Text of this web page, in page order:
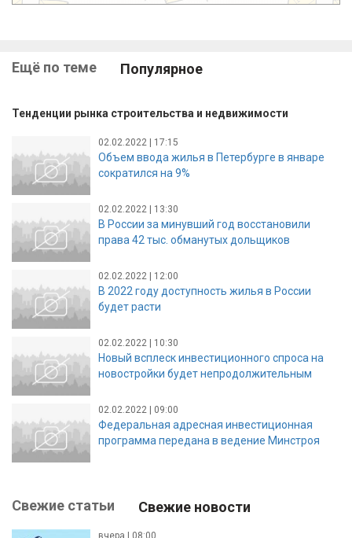
Ещё по теме Популярное
Тенденции рынка строительства и недвижимости
02.02.2022 | 17:15
Объем ввода жилья в Петербурге в январе
сократился на 9%
02.02.2022 | 13:30
В России за минувший год восстановили
права 42 тыс. обманутых дольщиков
02.02.2022 | 12:00
В 2022 году доступность жилья в России
будет расти
02.02.2022 | 10:30
Новый всплеск инвестиционного спроса на
новостройки будет непродолжительным
02.02.2022 | 09:00
Федеральная адресная инвестиционная
программа передана в ведение Минстроя
Свежие статьи Свежие новости
вчера | 08:00